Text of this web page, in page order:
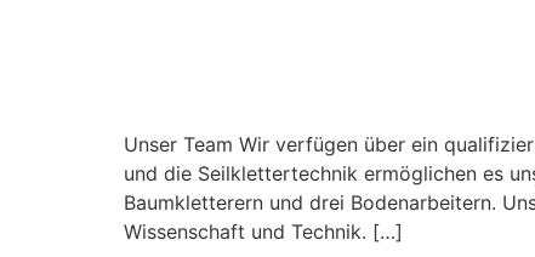
Unser Team Wir verfügen über ein
und die Seilklettertechnik ermöglichen es
Baumkletterern und drei Bodenarbeitern.
Wissenschaft und Technik. […]